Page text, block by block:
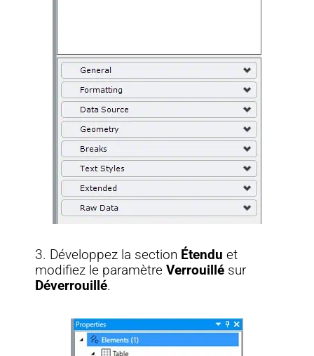
3. Développez la section Étendu et
modifiez le paramètre Verrouillé sur
Déverrouillé.